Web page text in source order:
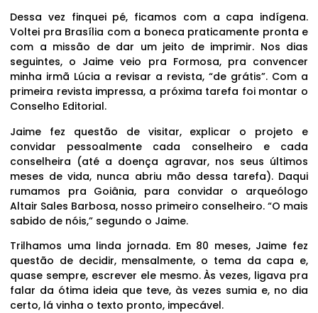
Dessa vez finquei pé, ficamos com a capa indígena.
Voltei pra Brasília com a boneca praticamente pronta e
com a missão de dar um jeito de imprimir. Nos dias
seguintes, o Jaime veio pra Formosa, pra convencer
minha irmã Lúcia a revisar a revista, “de grátis”. Com a
primeira revista impressa, a próxima tarefa foi montar o
Conselho Editorial.
Jaime fez questão de visitar, explicar o projeto e
convidar pessoalmente cada conselheiro e cada
conselheira (até a doença agravar, nos seus últimos
meses de vida, nunca abriu mão dessa tarefa). Daqui
rumamos pra Goiânia, para convidar o arqueólogo
Altair Sales Barbosa, nosso primeiro conselheiro. “O mais
sabido de nóis,” segundo o Jaime.
Trilhamos uma linda jornada. Em 80 meses, Jaime fez
questão de decidir, mensalmente, o tema da capa e,
quase sempre, escrever ele mesmo. Às vezes, ligava pra
falar da ótima ideia que teve, às vezes sumia e, no dia
certo, lá vinha o texto pronto, impecável.